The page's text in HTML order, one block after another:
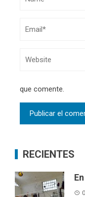
que comente.
RECIENTES